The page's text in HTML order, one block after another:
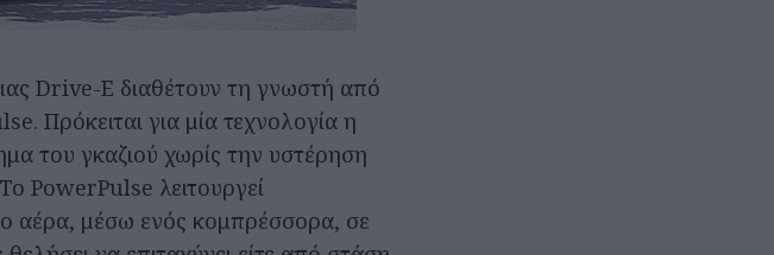
Drive-E διαθέτουν τη γνωστή από
Πρόκειται για μία τεχνολογία η
του γκαζιού χωρίς την υστέρηση
PowerPulse λειτουργεί
αέρα, μέσω ενός κομπρέσσορα, σε